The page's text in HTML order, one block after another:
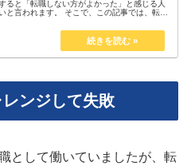
ると「転職しない方がよかった」と感じる人
と言われます。 そこで、この記事では、転職
ーンの原因、対処法を...
ンジして失敗
として働いていましたが、転